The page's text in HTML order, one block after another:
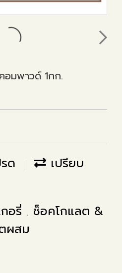
อมพาวด์ 1กก.
ด
เปรียบ
อรี่ , ช็อคโกแลต &
ผสม